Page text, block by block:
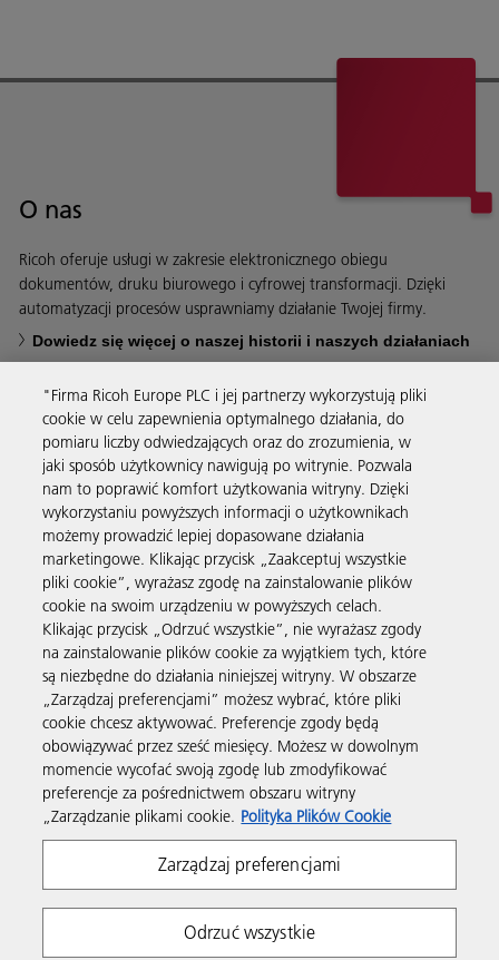
O nas
Ricoh oferuje usługi w zakresie elektronicznego obiegu
dokumentów, druku biurowego i cyfrowej transformacji. Dzięki
automatyzacji procesów usprawniamy działanie Twojej firmy.
Dowiedz się więcej o naszej historii i naszych działaniach
Usługi biznesowe
Produkty i usługi
Wsparcie i kontakt
Materiały dodatkowe
Obserwuj nas
Warunki korzystania z witryny
"Firma Ricoh Europe PLC i jej partnerzy wykorzystują pliki
cookie w celu zapewnienia optymalnego działania, do
pomiaru liczby odwiedzających oraz do zrozumienia, w
jaki sposób użytkownicy nawigują po witrynie. Pozwala
nam to poprawić komfort użytkowania witryny. Dzięki
wykorzystaniu powyższych informacji o użytkownikach
możemy prowadzić lepiej dopasowane działania
marketingowe. Klikając przycisk „Zaakceptuj wszystkie
pliki cookie”, wyrażasz zgodę na zainstalowanie plików
cookie na swoim urządzeniu w powyższych celach.
Klikając przycisk „Odrzuć wszystkie”, nie wyrażasz zgody
na zainstalowanie plików cookie za wyjątkiem tych, które
są niezbędne do działania niniejszej witryny. W obszarze
„Zarządzaj preferencjami” możesz wybrać, które pliki
cookie chcesz aktywować. Preferencje zgody będą
obowiązywać przez sześć miesięcy. Możesz w dowolnym
momencie wycofać swoją zgodę lub zmodyfikować
preferencje za pośrednictwem obszaru witryny
„Zarządzanie plikami cookie. Polityka Plików Cookie
Zarządzaj preferencjami
Odrzuć wszystkie